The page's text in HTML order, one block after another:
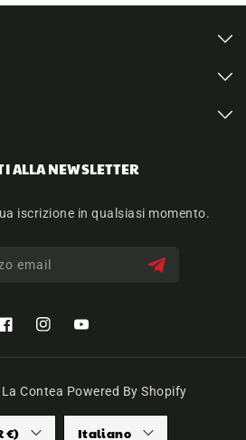
ALLA NEWSLETTER
iscrizione in qualsiasi momento.
email
InstagramYouTube
Contea Powered By Shopify
€) Italiano